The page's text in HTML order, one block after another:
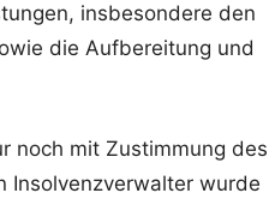
insbesondere den
die Aufbereitung und
noch mit Zustimmung des
Insolvenzverwalter wurde